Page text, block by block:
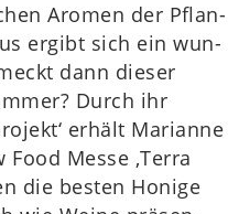
Aromen der Pflan­
ergibt sich ein wun­
dann dieser
Durch ihr
erhält Mari­an­ne
Messe ‚Terra
die besten Honige